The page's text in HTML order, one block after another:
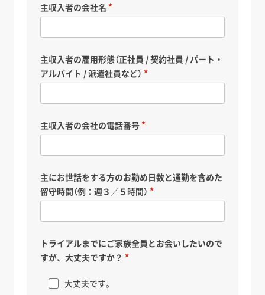
主収入者の会社名
主収入者の雇用形態（正社員 / 契約社員 / パート・
アルバイト / 派遣社員など）
主収入者の会社の電話番号
主にお世話をする方のお勤め日数と通勤を含めた
留守時間（例：週３／５時間）
トライアルまでにご家族全員とお会いしたいので
すが、大丈夫ですか？
大丈夫です。